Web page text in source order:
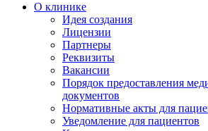
О клинике
Идея создания
Лицензии
Партнеры
Реквизиты
Вакансии
Порядок предоставления
документов
Нормативные акты для
Уведомление для пациентов